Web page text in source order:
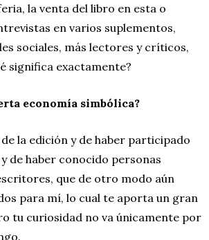
la venta del libro en esta o
en varios suplementos,
sociales, más lectores y críticos,
significa exactamente?
economía simbólica?
la edición y de haber participado
de haber conocido personas
que de otro modo aún
para mí, lo cual te aporta un gran
tu curiosidad no va únicamente por